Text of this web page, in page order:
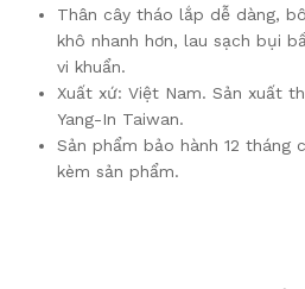
Thân cây tháo lắp dễ dàng,
khô nhanh hơn, lau sạch bụi
vi khuẩn.
Xuất xứ: Việt Nam. Sản xuất
Yang-In Taiwan.
Sản phẩm bảo hành 12 tháng
kèm sản phẩm.